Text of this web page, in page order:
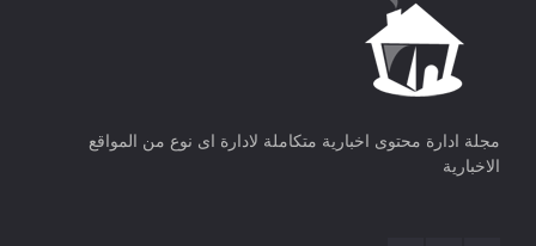
مجلة ادارة محتوى اخبارية متكاملة لادارة اى نوع من المواقع
الاخبارية